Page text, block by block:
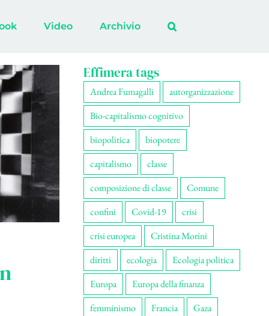
Video Archivio
Effimera tags
Andrea Fumagalli
autorganizzazione
Bio-capitalismo cognitivo
biopolitica
biopotere
capitalismo
classe
composizione di classe
Comune
confini
Covid-19
crisi
crisi europea
Cristina Morini
diritti
ecologia
Ecologia politica
Europa
Europa della finanza
femminismo
Francia
Gaza